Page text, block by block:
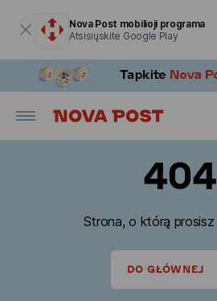
Nova Post mobilioji programa
Atsisiųskite Google Play
404
Strona, o którą prosisz
DO GŁÓWNEJ